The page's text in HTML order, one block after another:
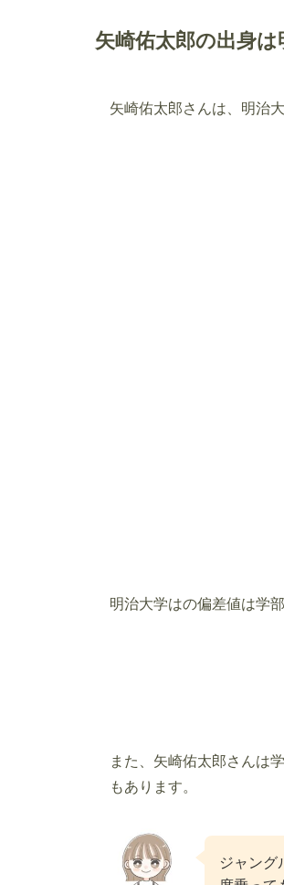
矢崎佑太郎の出身は
矢崎佑太郎さんは、明治
明治大学はの偏差値は学
また、矢崎佑太郎さんは
もあります。
ジャング